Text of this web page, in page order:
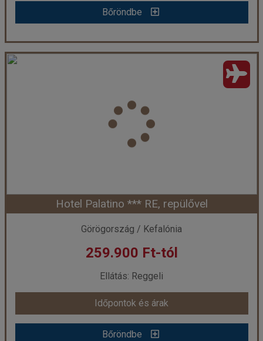
Bőröndbe
Liberatos Village *** ÖE, repülővel
Város:Lassi
Utazás módja:
Repülővel
Ellátás:
Önellátás
Szálláskategória:Program szerint
2 ágyas standard szoba
Időpont: 2026-08-21 | 7 éj
már 249.900 Ft-tól
Időpontok és árak
Bőröndbe
Hotel Palatino *** RE, repülővel
Görögország / Kefalónia
259.900 Ft-tól
Ellátás: Reggeli
Időpontok és árak
Bőröndbe